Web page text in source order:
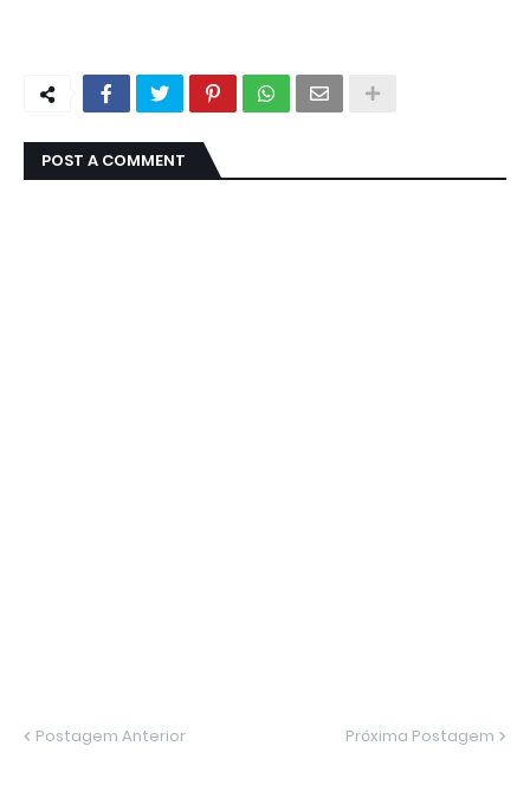
POST A COMMENT
Postagem Anterior Próxima Postagem